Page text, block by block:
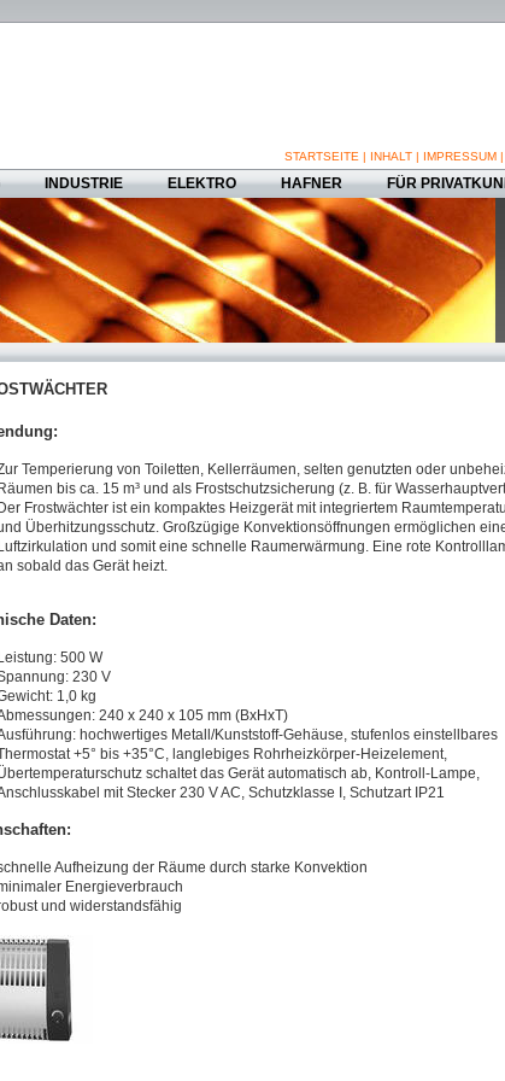
STARTSEITE | INHALT | IMPRESSUM |
INDUSTRIE ELEKTRO HAFNER FÜR
Temperierung von Toiletten, Kellerräumen, selten genutzten oder
Räumen bis ca. 15 m³ und als Frostschutzsicherung (z. B. für
Der Frostwächter ist ein kompaktes Heizgerät mit integriertem
Überhitzungsschutz. Großzügige Konvektionsöffnungen ermöglichen
Luftzirkulation und somit eine schnelle Raumerwärmung. Eine rote
sobald das Gerät heizt.
Daten:
Leistung: 500 W
230 V
1,0 kg
240 x 240 x 105 mm (BxHxT)
hochwertiges Metall/Kunststoff-Gehäuse, stufenlos einstellbares
+5° bis +35°C, langlebiges Rohrheizkörper-Heizelement,
schaltet das Gerät automatisch ab, Kontroll-Lampe,
mit Stecker 230 V AC, Schutzklasse I, Schutzart IP21
Aufheizung der Räume durch starke Konvektion
Energieverbrauch
und widerstandsfähig